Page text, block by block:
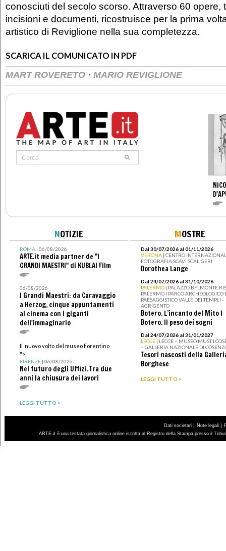
conosciuti del secolo scorso. Attraverso 60 opere,
incisioni e documenti, ricostruisce per la prima
artistico di Reviglione nella sua completezza.
SCARICA IL COMUNICATO IN PDF
MART ROVERETO · MARIO REVIGLIONE
NOTIZIE
ROMA| 06/08/2026
ARTE.it media partner de "I
GRANDI MAESTRI" di KUBLAI Film
06/08/2026
I Grandi Maestri: da Caravaggio
a Herzog, cinque appuntamenti
al cinema con i giganti
dell'immaginario
Il nuovo volto del museo fiorentino
">
FIRENZE| 06/08/2026
Nel futuro degli Uffizi. Tra due
anni la chiusura dei lavori
LEGGI TUTTO >
MOSTRE
Dal 30/07/2026 al 01/11/2026
VERONA | CENTRO
FOTOGRAFIA SCAVI SCALIGERI
Dorothea Lange
Dal 24/07/2026 al 31/10/2026
PALERMO | PALAZZO BELMONTE
PALERMO I PARCO ARCHEOLOGICO
PAESAGGISTICO VALLE DEI TEMPLI -
AGRIGENTO
Botero. L’incanto del Mito I
Botero. Il peso dei sogni
Dal 24/07/2026 al 31/01/2027
LECCE | LECCE – MUSEO MUST I
– GALLERIA NAZIONALE DI
Tesori nascosti della
Borghese
LEGGI TUTTO >
Dati societari | Note legali |
ARTE.it è una testata giornalistica online iscritta al Registro della Stampa presso il